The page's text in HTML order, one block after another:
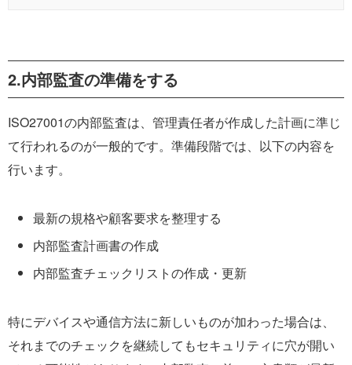
2.内部監査の準備をする
ISO27001の内部監査は、管理責任者が作成した計画に準じ
て行われるのが一般的です。準備段階では、以下の内容を
行います。
最新の規格や顧客要求を整理する
内部監査計画書の作成
内部監査チェックリストの作成・更新
特にデバイスや通信方法に新しいものが加わった場合は、
それまでのチェックを継続してもセキュリティに穴が開い